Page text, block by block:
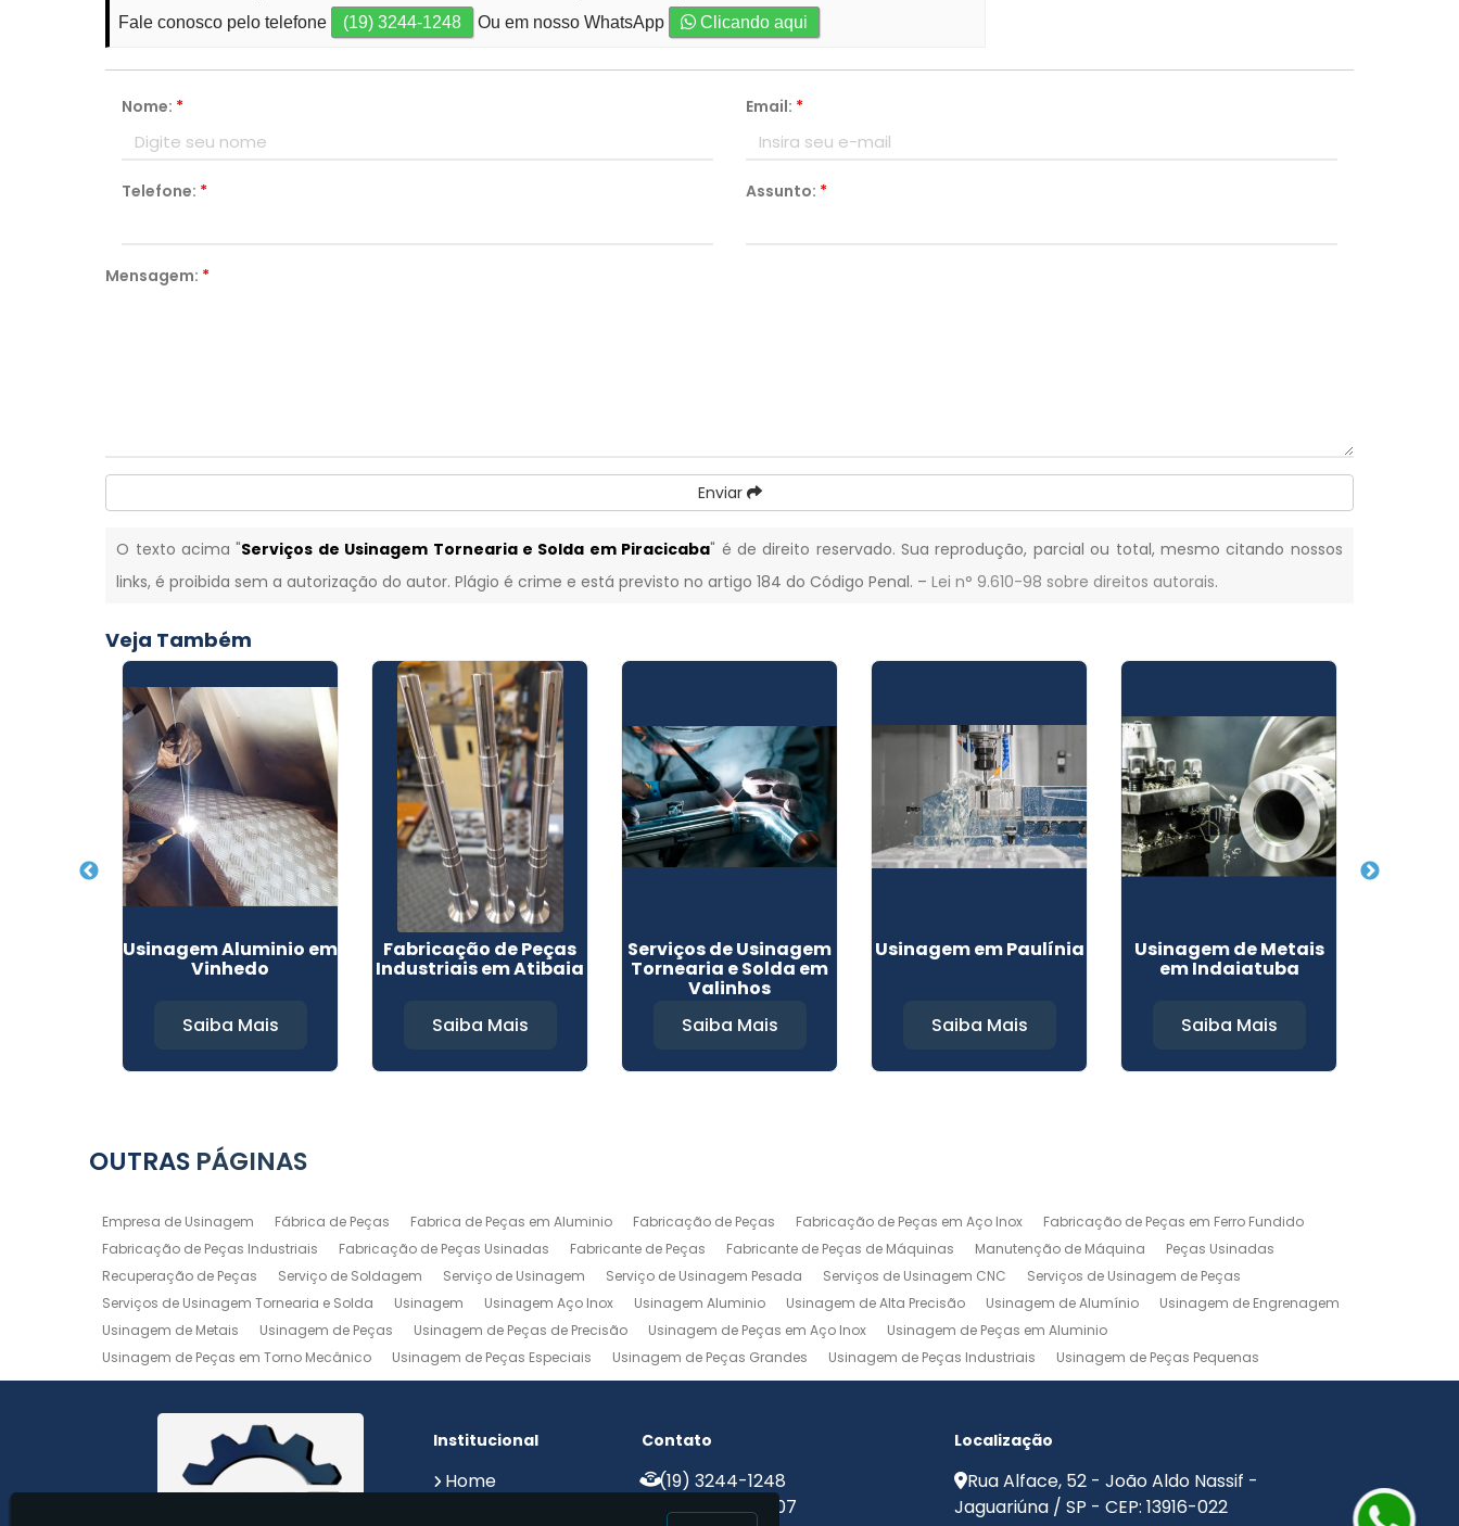
Fale conosco pelo telefone
(19) 3244-1248 Ou em nosso WhatsApp Clicando aqui
Nome: * Email: *
Telefone: * Assunto: *
Mensagem: *
Enviar
O texto acima "Serviços de Usinagem Tornearia e Solda em Piracicaba" é de direito reservado. Sua reprodução, parcial ou total, mesmo citando nossos
links, é proibida sem a autorização do autor. Plágio é crime e está previsto no artigo 184 do Código Penal. –Lei n° 9.610-98 sobre direitos autorais.
Veja Também
Usinagem Aluminio em
Vinhedo
Saiba Mais
Fabricação de Peças
Industriais em Atibaia
Saiba Mais
Serviços de Usinagem
Tornearia e Solda em
Valinhos
Saiba Mais
Usinagem em Paulínia
Saiba Mais
Usinagem de Metais
em Indaiatuba
Saiba Mais
OUTRAS PÁGINAS
Empresa de Usinagem Fábrica de Peças Fabrica de Peças em Aluminio Fabricação de Peças Fabricação de Peças em Aço Inox
Fabricação de Peças em Ferro Fundido
Fabricação de Peças Industriais
Fabricação de Peças Usinadas Fabricante de Peças Fabricante de Peças de Máquinas Manutenção de Máquina
Peças Usinadas
Recuperação de Peças
Serviço de Soldagem Serviço de Usinagem Serviço de Usinagem Pesada Serviços de Usinagem CNC
Serviços de Usinagem de Peças
Serviços de Usinagem Tornearia e Solda
Usinagem Usinagem Aço Inox Usinagem Aluminio Usinagem de Alta Precisão Usinagem de Alumínio
Usinagem de Engrenagem
Usinagem de Metais
Usinagem de Peças Usinagem de Peças de Precisão Usinagem de Peças em Aço Inox
Usinagem de Peças em Aluminio
Usinagem de Peças em Torno Mecânico
Usinagem de Peças Especiais Usinagem de Peças Grandes Usinagem de Peças Industriais
Usinagem de Peças Pequenas
Usinagem de Precisão
Usinagem em Aluminio Usinagem Ferramentaria Usinagem Fresa Usinagem Fresamento Usinagem Industrial
Usinagem Leve
Usinagem Maquinas
Usinagem Mecanica
Institucional
Home
Contato
(19) 3244-1248
(19) 99775-8907
Localização
Rua Alface, 52 - João Aldo Nassif -
Jaguariúna / SP - CEP: 13916-022